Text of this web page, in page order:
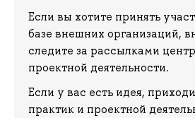
Если вы хотите принять
базе внешних организаций,
следите за рассылками
проектной деятельности.
Если у вас есть идея,
практик и проектной